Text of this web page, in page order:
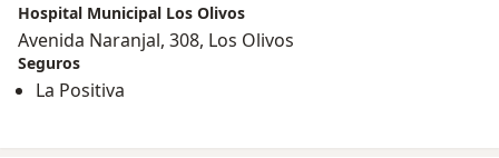
Hospital Municipal Los Olivos
Avenida Naranjal, 308, Los Olivos
Seguros
La Positiva